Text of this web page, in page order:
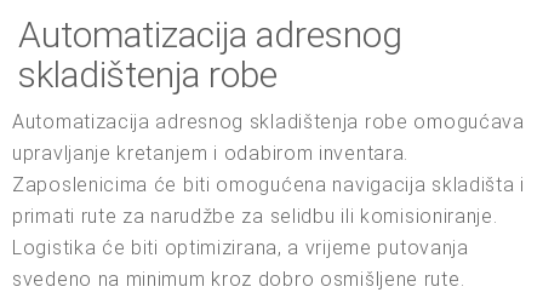
Automatizacija adresnog
skladištenja robe
Automatizacija adresnog skladištenja robe omogućava
upravljanje kretanjem i odabirom inventara.
Zaposlenicima će biti omogućena navigacija skladišta i
primati rute za narudžbe za selidbu ili komisioniranje.
Logistika će biti optimizirana, a vrijeme putovanja
svedeno na minimum kroz dobro osmišljene rute.